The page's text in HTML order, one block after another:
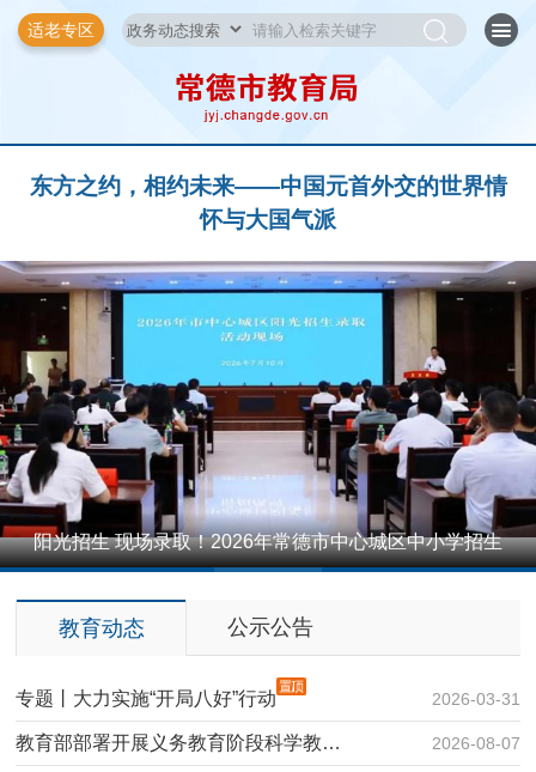
适老专区
东方之约，相约未来——中国元首外交的世界情
怀与大国气派
阳光招生 现场录取！2026年常德市中心城区中小学招生
教育动态 公示公告
2026-03-31
专题丨大力实施“开局八好”行动
2026-08-07
教育部部署开展义务教育阶段科学教…